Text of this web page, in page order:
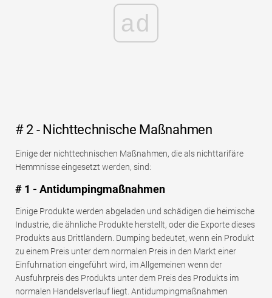
ad
# 2 - Nichttechnische Maßnahmen
Einige der nichttechnischen Maßnahmen, die als nichttarifäre
Hemmnisse eingesetzt werden, sind:
# 1 - Antidumpingmaßnahmen
Einige Produkte werden abgeladen und schädigen die heimische
Industrie, die ähnliche Produkte herstellt, oder die Exporte dieses
Produkts aus Drittländern. Dumping bedeutet, wenn ein Produkt
zu einem Preis unter dem normalen Preis in den Markt einer
Einfuhrnation eingeführt wird, im Allgemeinen wenn der
Ausfuhrpreis des Produkts unter dem Preis des Produkts im
normalen Handelsverlauf liegt. Antidumpingmaßnahmen